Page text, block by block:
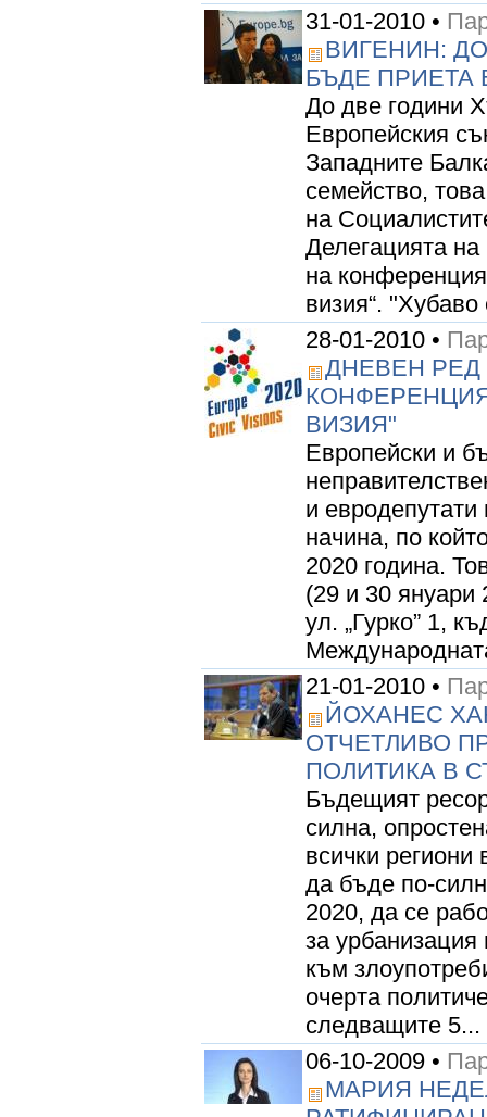
31-01-2010 •
ВИГЕНИН:
БЪДЕ
До две години
Европейския
Западните
семейство,
на
Делегацията
на
визия“.
28-01-2010 •
ДНЕВЕН
ВИЗИЯ"
Европейски и
и
начина, по
2020 година.
(29 и 30 януари
ул. „Гурко” 1,
21-01-2010 •
ЙОХАНЕС
ОТЧЕТЛИВО
ПОЛИТИКА В
Бъдещият
силна,
всички региони
да бъде по-
2020, да се
за
към
очерта
следващите 5...
06-10-2009 •
МАРИЯ